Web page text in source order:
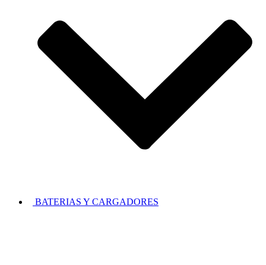
BATERIAS Y CARGADORES